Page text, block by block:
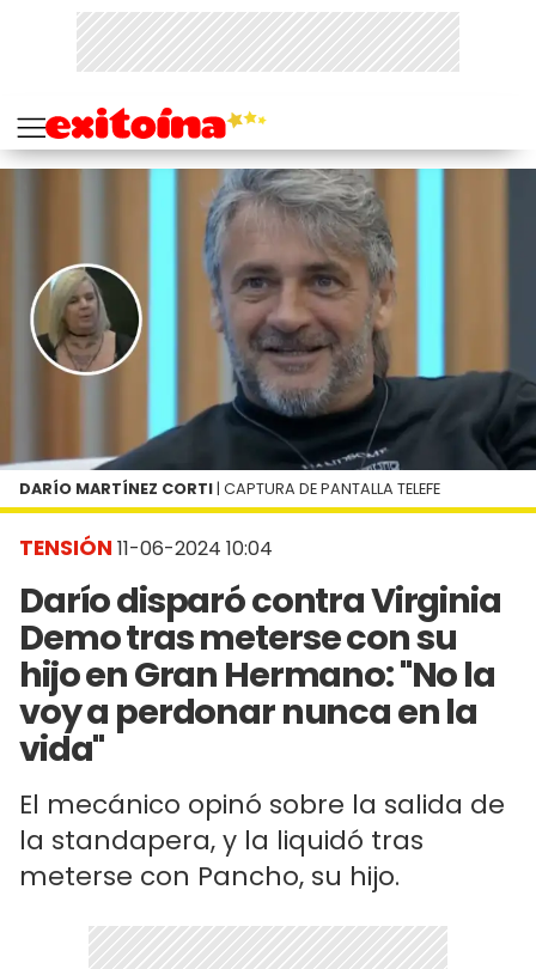
TENSIÓN 11-06-2024 10:04
Darío disparó contra Virginia
Demo tras meterse con su
hijo en Gran Hermano: "No la
voy a perdonar nunca en la
vida"
El mecánico opinó sobre la salida de
la standapera, y la liquidó tras
meterse con Pancho, su hijo.
DARÍO MARTÍNEZ CORTI | CAPTURA DE PANTALLA TELEFE